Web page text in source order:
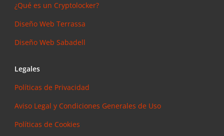
¿Qué es un Cryptolocker?
Diseño Web Terrassa
Diseño Web Sabadell
Legales
Políticas de Privacidad
Aviso Legal y Condiciones Generales de Uso
Políticas de Cookies